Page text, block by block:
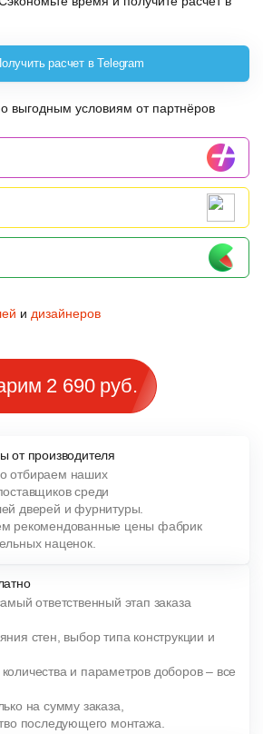
расчет в Telegram
выгодным условиям от партнёров
и дизайнеров
2 690 руб.
от производителя
отбираем наших
среди
дверей и фурнитуры.
рекомендованные цены фабрик
наценок.
ответственный этап заказа
стен, выбор типа конструкции и
и параметров доборов – все
на сумму заказа,
последующего монтажа.